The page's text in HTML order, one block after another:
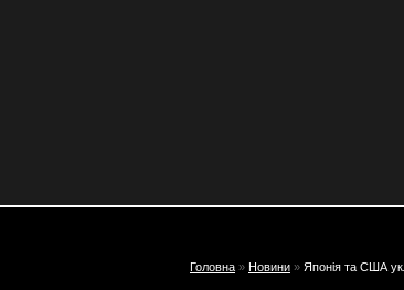
Головна » Новини » Японія та США